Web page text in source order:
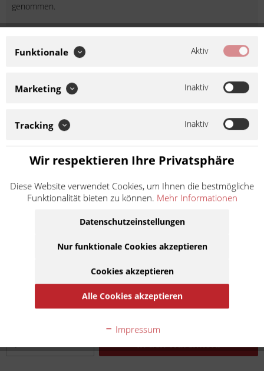
genommen.
stimmen Sie dem Nachladen von Fonts und Google Recaptcha
von Google zu. Beim Ladevorgang werden Daten an Google
MES325-7
Hersteller:
Zwischenscheiben sind aus korrosionsfreiem Stahl Stärke und
Abmaße entsprechen dem Original alte Zwischenscheiben auf
Achtung! Durch Überhitzung der...
Weiter lesen >
zzgl. Versandkosten
Lieferzeit 10 Werktage
In denWarenkorb
Funktionale Aktiv
Marketing Inaktiv
Tracking Inaktiv
Wir respektieren Ihre Privatsphäre
Diese Website verwendet Cookies, um Ihnen die bestmögliche
Funktionalität bieten zu können. Mehr Informationen
Datenschutzeinstellungen
Nur funktionale Cookies akzeptieren
Cookies akzeptieren
Alle Cookies akzeptieren
Impressum